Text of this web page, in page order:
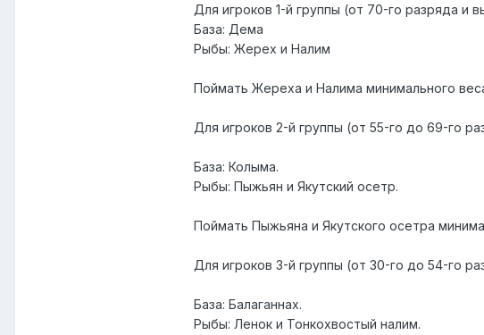
Для игроков 1-й группы (от 70-го разряда и
База: Дема
Рыбы: Жерех и Налим
Поймать Жереха и Налима минимального
Для игроков 2-й группы (от 55-го до 69-го
База: Колыма.
Рыбы: Пыжьян и Якутский осетр.
Поймать Пыжьяна и Якутского осетра
Для игроков 3-й группы (от 30-го до 54-го
База: Балаганнах.
Рыбы: Ленок и Тонкохвостый налим.